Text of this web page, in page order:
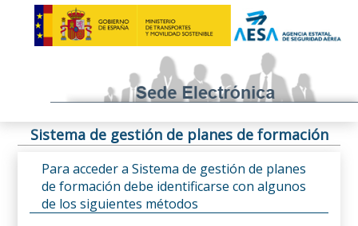
Sistema de gestión de planes de formación
Para acceder a Sistema de gestión de planes
de formación debe identificarse con algunos
de los siguientes métodos